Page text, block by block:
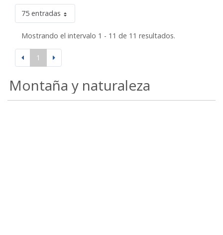
75 entradas
Mostrando el intervalo 1 - 11 de 11 resultados.
1
Montaña y naturaleza